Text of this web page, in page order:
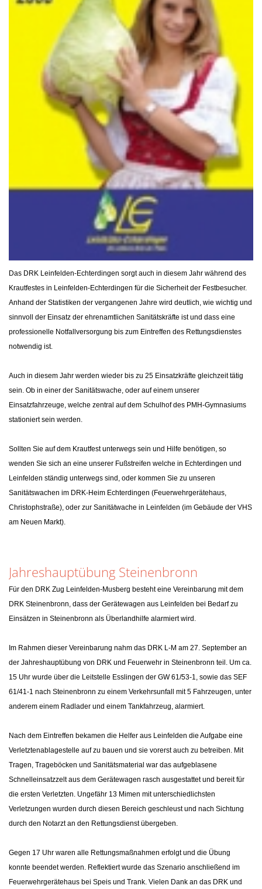
Das DRK Leinfelden-Echterdingen sorgt auch in diesem Jahr während des
Krautfestes in Leinfelden-Echterdingen für die Sicherheit der Festbesucher.
Anhand der Statistiken der vergangenen Jahre wird deutlich, wie wichtig und
sinnvoll der Einsatz der ehrenamtlichen Sanitätskräfte ist und dass eine
professionelle Notfallversorgung bis zum Eintreffen des Rettungsdienstes
notwendig ist.
Auch in diesem Jahr werden wieder bis zu 25 Einsatzkräfte gleichzeit tätig
sein. Ob in einer der Sanitätswache, oder auf einem unserer
Einsatzfahrzeuge, welche zentral auf dem Schulhof des PMH-Gymnasiums
stationiert sein werden.
Sollten Sie auf dem Krautfest unterwegs sein und Hilfe benötigen, so
wenden Sie sich an eine unserer Fußstreifen welche in Echterdingen und
Leinfelden ständig unterwegs sind, oder kommen Sie zu unseren
Sanitätswachen im DRK-Heim Echterdingen (Feuerwehrgerätehaus,
Christophstraße), oder zur Sanitätwache in Leinfelden (im Gebäude der VHS
am Neuen Markt).
Jahreshauptübung Steinenbronn
Für den DRK Zug Leinfelden-Musberg besteht eine Vereinbarung mit dem
DRK Steinenbronn, dass der Gerätewagen aus Leinfelden bei Bedarf zu
Einsätzen in Steinenbronn als Überlandhilfe alarmiert wird.
Im Rahmen dieser Vereinbarung nahm das DRK L-M am 27. September an
der Jahreshauptübung von DRK und Feuerwehr in Steinenbronn teil. Um ca.
15 Uhr wurde über die Leitstelle Esslingen der GW 61/53-1, sowie das SEF
61/41-1 nach Steinenbronn zu einem Verkehrsunfall mit 5 Fahrzeugen, unter
anderem einem Radlader und einem Tankfahrzeug, alarmiert.
Nach dem Eintreffen bekamen die Helfer aus Leinfelden die Aufgabe eine
Verletztenablagestelle auf zu bauen und sie vorerst auch zu betreiben. Mit
Tragen, Trageböcken und Sanitätsmaterial war das aufgeblasene
Schnelleinsatzzelt aus dem Gerätewagen rasch ausgestattet und bereit für
die ersten Verletzten. Ungefähr 13 Mimen mit unterschiedlichsten
Verletzungen wurden durch diesen Bereich geschleust und nach Sichtung
durch den Notarzt an den Rettungsdienst übergeben.
Gegen 17 Uhr waren alle Rettungsmaßnahmen erfolgt und die Übung
konnte beendet werden. Reflektiert wurde das Szenario anschließend im
Feuerwehrgerätehaus bei Speis und Trank. Vielen Dank an das DRK und